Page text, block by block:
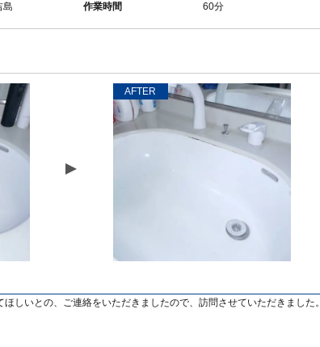
島 作業時間 60分
AFTER
しいとの、ご連絡をいただきましたので、訪問させていただきました。